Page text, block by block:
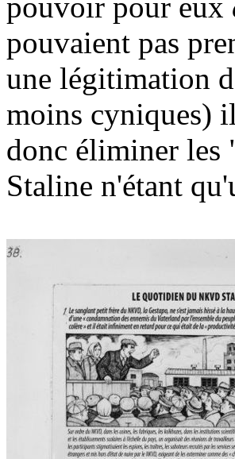
pouvaient pas
une légitimation
moins cyniques)
donc éliminer les
Staline n'étant